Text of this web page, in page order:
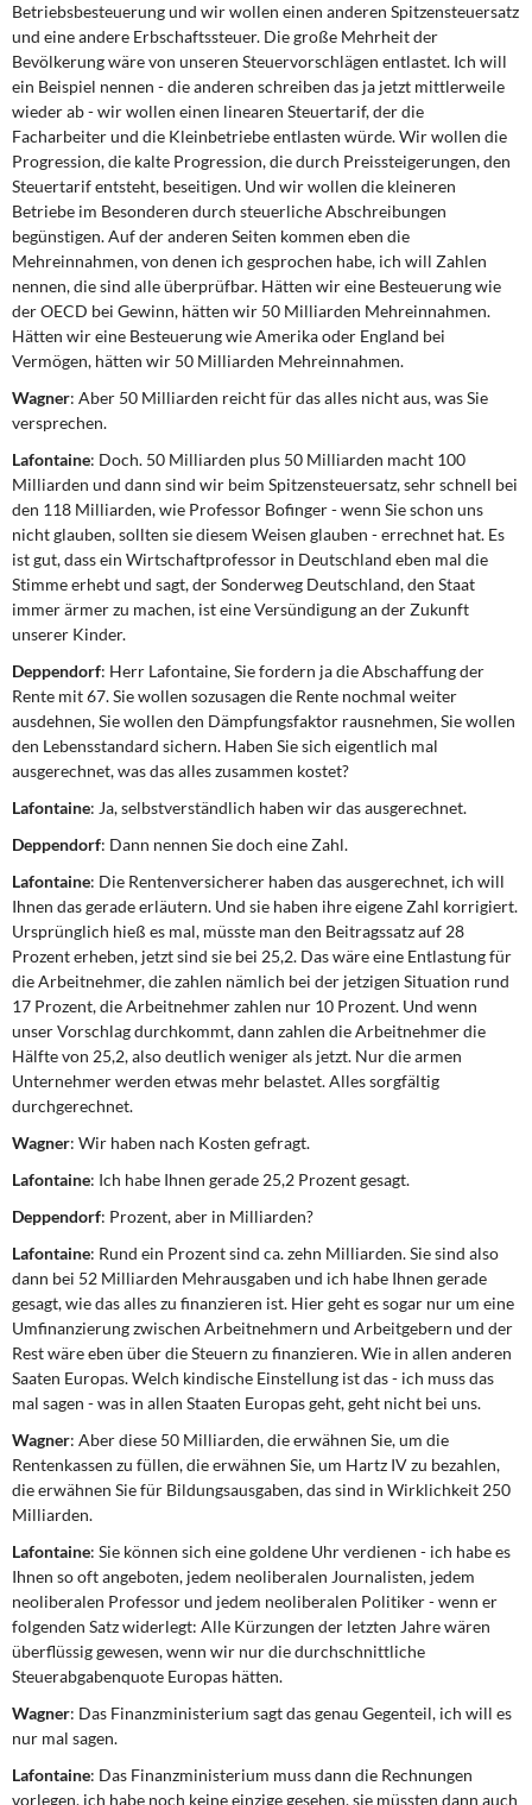
Betriebsbesteuerung und wir wollen einen anderen Spitzensteuersatz
und eine andere Erbschaftssteuer. Die große Mehrheit der
Bevölkerung wäre von unseren Steuervorschlägen entlastet. Ich will
ein Beispiel nennen - die anderen schreiben das ja jetzt mittlerweile
wieder ab - wir wollen einen linearen Steuertarif, der die
Facharbeiter und die Kleinbetriebe entlasten würde. Wir wollen die
Progression, die kalte Progression, die durch Preissteigerungen, den
Steuertarif entsteht, beseitigen. Und wir wollen die kleineren
Betriebe im Besonderen durch steuerliche Abschreibungen
begünstigen. Auf der anderen Seiten kommen eben die
Mehreinnahmen, von denen ich gesprochen habe, ich will Zahlen
nennen, die sind alle überprüfbar. Hätten wir eine Besteuerung wie
der OECD bei Gewinn, hätten wir 50 Milliarden Mehreinnahmen.
Hätten wir eine Besteuerung wie Amerika oder England bei
Vermögen, hätten wir 50 Milliarden Mehreinnahmen.
Wagner: Aber 50 Milliarden reicht für das alles nicht aus, was Sie
versprechen.
Lafontaine: Doch. 50 Milliarden plus 50 Milliarden macht 100
Milliarden und dann sind wir beim Spitzensteuersatz, sehr schnell bei
den 118 Milliarden, wie Professor Bofinger - wenn Sie schon uns
nicht glauben, sollten sie diesem Weisen glauben - errechnet hat. Es
ist gut, dass ein Wirtschaftprofessor in Deutschland eben mal die
Stimme erhebt und sagt, der Sonderweg Deutschland, den Staat
immer ärmer zu machen, ist eine Versündigung an der Zukunft
unserer Kinder.
Deppendorf: Herr Lafontaine, Sie fordern ja die Abschaffung der
Rente mit 67. Sie wollen sozusagen die Rente nochmal weiter
ausdehnen, Sie wollen den Dämpfungsfaktor rausnehmen, Sie wollen
den Lebensstandard sichern. Haben Sie sich eigentlich mal
ausgerechnet, was das alles zusammen kostet?
Lafontaine: Ja, selbstverständlich haben wir das ausgerechnet.
Deppendorf: Dann nennen Sie doch eine Zahl.
Lafontaine: Die Rentenversicherer haben das ausgerechnet, ich will
Ihnen das gerade erläutern. Und sie haben ihre eigene Zahl korrigiert.
Ursprünglich hieß es mal, müsste man den Beitragssatz auf 28
Prozent erheben, jetzt sind sie bei 25,2. Das wäre eine Entlastung für
die Arbeitnehmer, die zahlen nämlich bei der jetzigen Situation rund
17 Prozent, die Arbeitnehmer zahlen nur 10 Prozent. Und wenn
unser Vorschlag durchkommt, dann zahlen die Arbeitnehmer die
Hälfte von 25,2, also deutlich weniger als jetzt. Nur die armen
Unternehmer werden etwas mehr belastet. Alles sorgfältig
durchgerechnet.
Wagner: Wir haben nach Kosten gefragt.
Lafontaine: Ich habe Ihnen gerade 25,2 Prozent gesagt.
Deppendorf: Prozent, aber in Milliarden?
Lafontaine: Rund ein Prozent sind ca. zehn Milliarden. Sie sind also
dann bei 52 Milliarden Mehrausgaben und ich habe Ihnen gerade
gesagt, wie das alles zu finanzieren ist. Hier geht es sogar nur um eine
Umfinanzierung zwischen Arbeitnehmern und Arbeitgebern und der
Rest wäre eben über die Steuern zu finanzieren. Wie in allen anderen
Saaten Europas. Welch kindische Einstellung ist das - ich muss das
mal sagen - was in allen Staaten Europas geht, geht nicht bei uns.
Wagner: Aber diese 50 Milliarden, die erwähnen Sie, um die
Rentenkassen zu füllen, die erwähnen Sie, um Hartz IV zu bezahlen,
die erwähnen Sie für Bildungsausgaben, das sind in Wirklichkeit 250
Milliarden.
Lafontaine: Sie können sich eine goldene Uhr verdienen - ich habe es
Ihnen so oft angeboten, jedem neoliberalen Journalisten, jedem
neoliberalen Professor und jedem neoliberalen Politiker - wenn er
folgenden Satz widerlegt: Alle Kürzungen der letzten Jahre wären
überflüssig gewesen, wenn wir nur die durchschnittliche
Steuerabgabenquote Europas hätten.
Wagner: Das Finanzministerium sagt das genau Gegenteil, ich will es
nur mal sagen.
Lafontaine: Das Finanzministerium muss dann die Rechnungen
vorlegen, ich habe noch keine einzige gesehen, sie müssten dann auch